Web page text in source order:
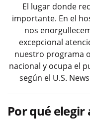
El lugar donde
importante. En el
nos
excepcional
nuestro programa
nacional y ocupa el
según el U.S.
Por qué elegir